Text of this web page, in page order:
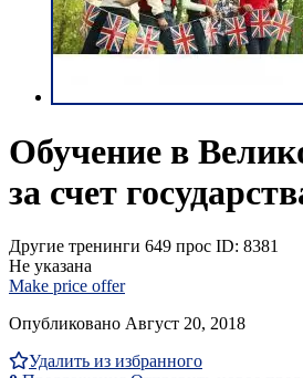
Обучение в
за счет
Другие тренинги 649 прос ID: 8381
Не указана
Make price offer
Опубликовано Август 20, 2018
Удалить из избранного